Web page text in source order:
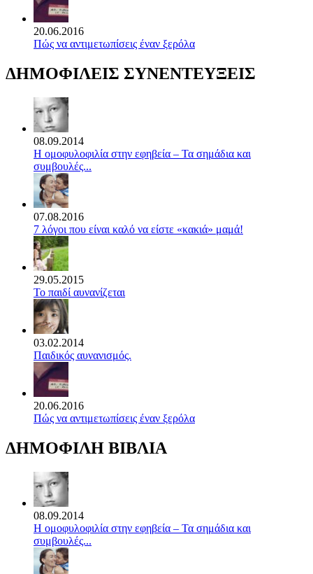
20.06.2016
Πώς να αντιμετωπίσεις έναν ξερόλα
ΔΗΜΟΦΙΛΕΙΣ ΣΥΝΕΝΤΕΥΞΕΙΣ
08.09.2014
Η ομοφυλοφιλία στην εφηβεία – Τα σημάδια και
συμβουλές...
07.08.2016
7 λόγοι που είναι καλό να είστε «κακιά» μαμά!
29.05.2015
Το παιδί αυνανίζεται
03.02.2014
Παιδικός αυνανισμός.
20.06.2016
Πώς να αντιμετωπίσεις έναν ξερόλα
ΔΗΜΟΦΙΛΗ ΒΙΒΛΙΑ
08.09.2014
Η ομοφυλοφιλία στην εφηβεία – Τα σημάδια και
συμβουλές...